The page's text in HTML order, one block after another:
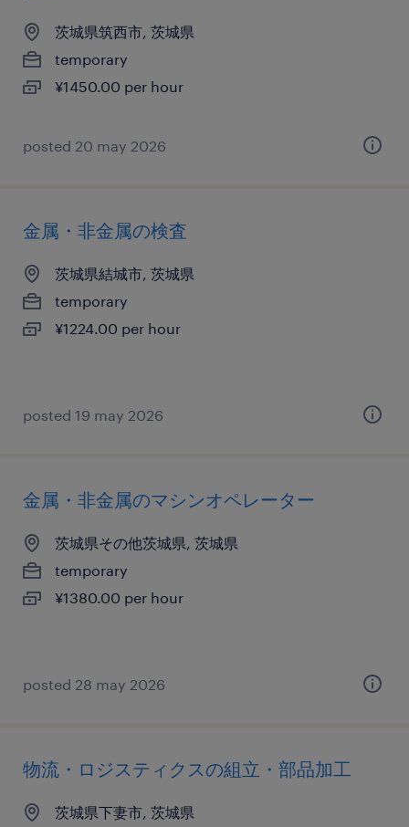
茨城県筑西市, 茨城県
temporary
¥1450.00 per hour
posted 20 may 2026
金属・非金属の検査
茨城県結城市, 茨城県
temporary
¥1224.00 per hour
posted 19 may 2026
金属・非金属のマシンオペレーター
茨城県その他茨城県, 茨城県
temporary
¥1380.00 per hour
posted 28 may 2026
物流・ロジスティクスの組立・部品加工
茨城県下妻市, 茨城県